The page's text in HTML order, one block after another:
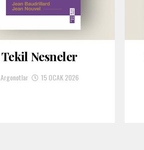
Tekil Nesneler
Argonotlar 15 OCAK 2026